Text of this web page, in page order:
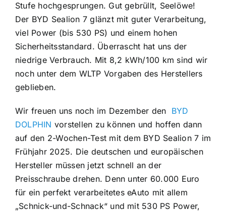
Stufe hochgesprungen. Gut gebrüllt, Seelöwe!
Der BYD Sealion 7 glänzt mit guter Verarbeitung,
viel Power (bis 530 PS) und einem hohen
Sicherheitsstandard. Überrascht hat uns der
niedrige Verbrauch. Mit 8,2 kWh/100 km sind wir
noch unter dem WLTP Vorgaben des Herstellers
geblieben.
Wir freuen uns noch im Dezember den BYD
DOLPHIN vorstellen zu können und hoffen dann
auf den 2-Wochen-Test mit dem BYD Sealion 7 im
Frühjahr 2025. Die deutschen und europäischen
Hersteller müssen jetzt schnell an der
Preisschraube drehen. Denn unter 60.000 Euro
für ein perfekt verarbeitetes eAuto mit allem
„Schnick-und-Schnack“ und mit 530 PS Power,